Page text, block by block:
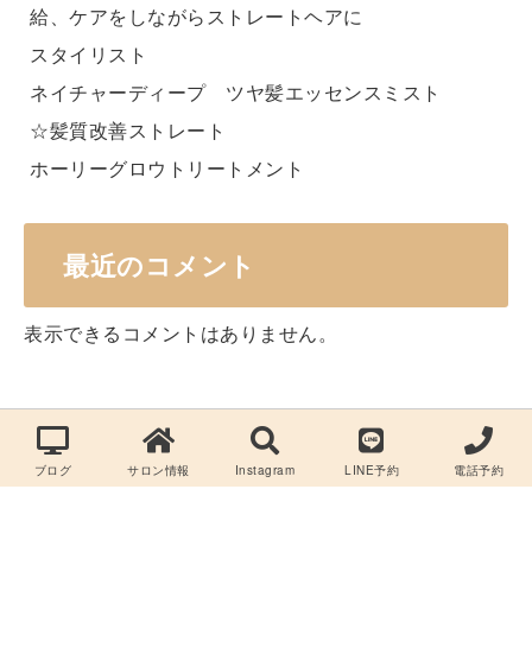
給、ケアをしながらストレートヘアに
スタイリスト
ネイチャーディープ ツヤ髪エッセンスミスト
☆髪質改善ストレート
ホーリーグロウトリートメント
最近のコメント
表示できるコメントはありません。
ブログ サロン情報 Instagram LINE予約 電話予約